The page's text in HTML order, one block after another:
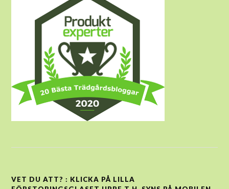
VET DU ATT? : KLICKA PÅ LILLA